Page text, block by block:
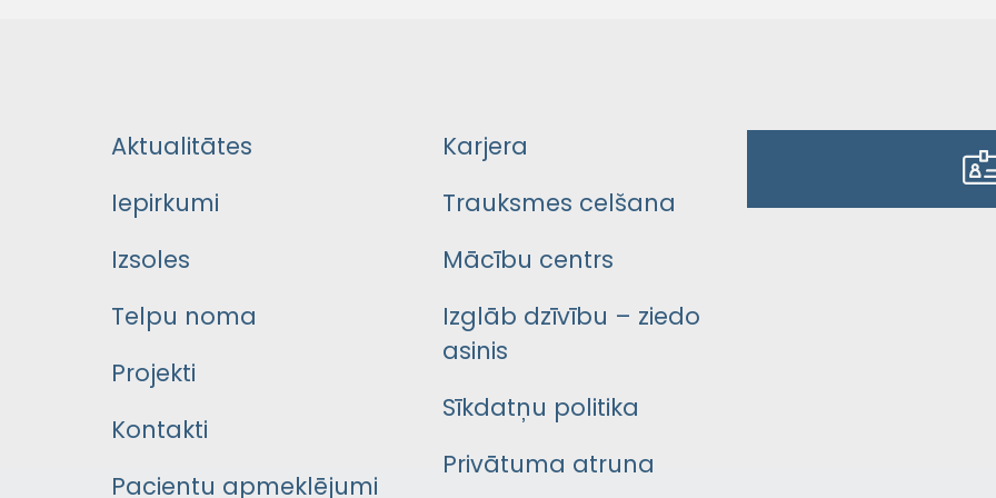
Aktualitātes
Iepirkumi
Izsoles
Telpu noma
Projekti
Kontakti
Pacientu apmeklējumi
Karjera
Trauksmes celšana
Mācību centrs
Izglāb dzīvību – ziedo
asinis
Sīkdatņu politika
Privātuma atruna